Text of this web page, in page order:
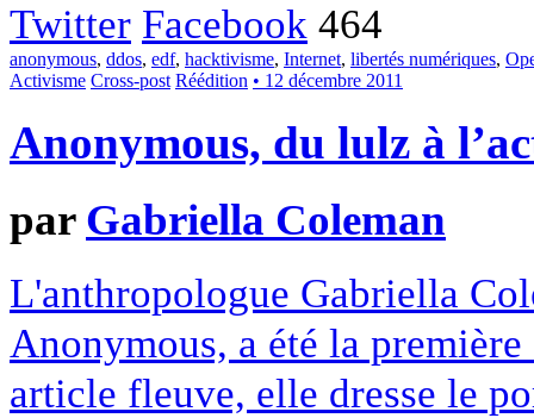
Twitter Facebook 464
anonymous, ddos, edf, hacktivisme, Internet, libertés numériques,
Activisme Cross-post Réédition • 12 décembre 2011
Anonymous, du lulz à
par Gabriella Coleman
L'anthropologue Gabriella
Anonymous, a été la
article fleuve, elle dresse le